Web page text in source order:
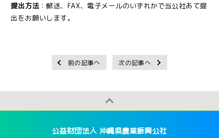
提出方法 ：郵送、FAX、電子メールのいずれかで当公社あて提
出をお願いします。
前の記事へ 次の記事へ
公益財団法人 沖縄県農業振興公社